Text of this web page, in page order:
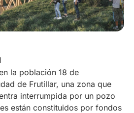
la población 18 de
de Frutillar, una zona que
interrumpida por un pozo
están constituidos por fondos